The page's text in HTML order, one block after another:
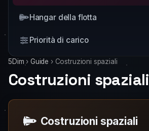
Hangar della flotta
Priorità di carico
5Dim › Guide › Costruzioni spaziali
Costruzioni spaziali
Costruzioni spaziali